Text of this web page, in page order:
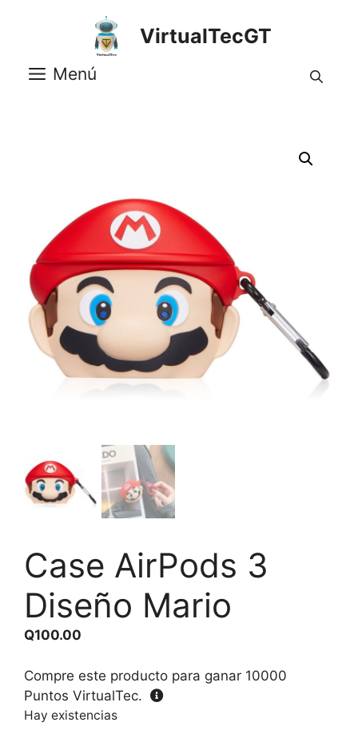
VirtualTecGT
Menú
Case AirPods 3
Diseño Mario
Q100.00
Compre este producto para ganar 10000
Puntos VirtualTec.
Hay existencias